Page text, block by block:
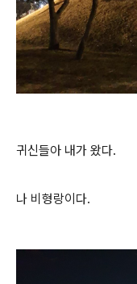
귀신들아 내가 왔다.
나 비형랑이다.